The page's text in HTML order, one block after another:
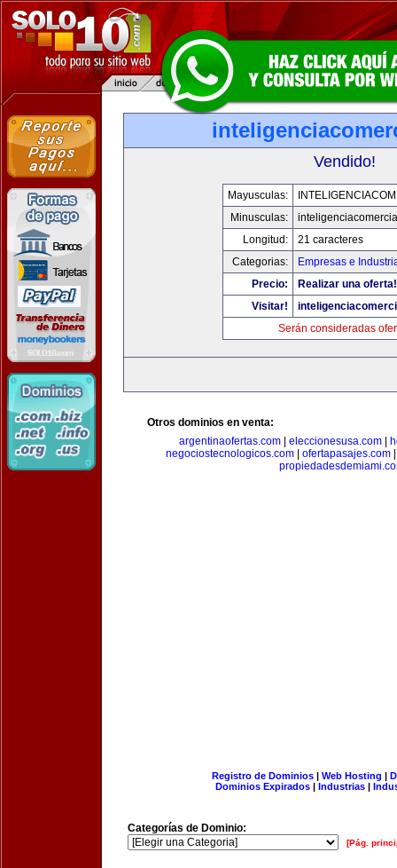
Vendido!
Mayusculas:
Minusculas:
Longitud:
21 caracteres
Categorias:
Empresas e
Precio:
Realizar una oferta!
Visitar!
Serán consideradas
Otros dominios en venta:
argentinaofertas.com| eleccionesusa.com|
negociostecnologicos.com
ofertapasajes.com
Registro de Dominios| Web Hosting |
Dominios Expirados | Industrias |
Categorías de Dominio:
[Pág.